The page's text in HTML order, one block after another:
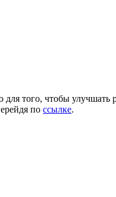
того, чтобы улучшать
по ссылке.